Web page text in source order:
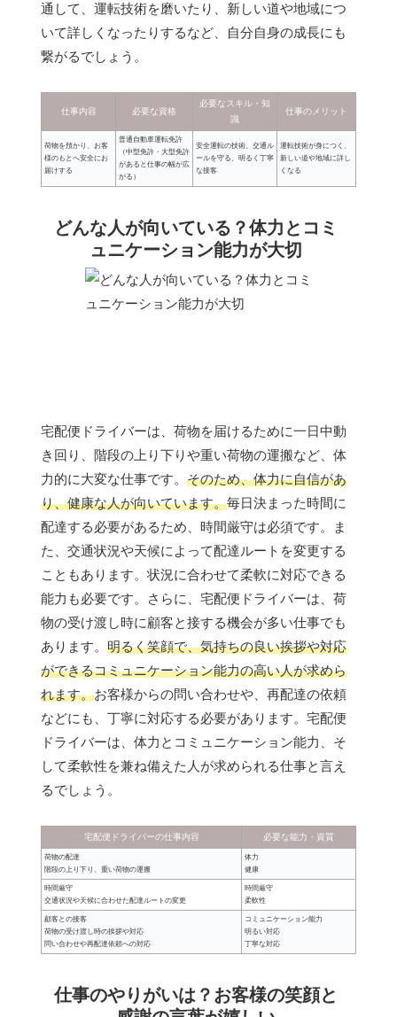
通して、運転技術を磨いたり、新しい道や地域につ
いて詳しくなったりするなど、自分自身の成長にも
繋がるでしょう。
仕事内容 必要な資格
必要なスキル・知
識
仕事のメリット
荷物を預かり、お客
様のもとへ安全にお
届けする
普通自動車運転免許
（中型免許・大型免許
があると仕事の幅が広
がる）
安全運転の技術、交通ル
ールを守る、明るく丁寧
な接客
運転技術が身につく、
新しい道や地域に詳し
くなる
どんな人が向いている？体力とコミ
ュニケーション能力が大切
宅配便ドライバーは、荷物を届けるために一日中動
き回り、階段の上り下りや重い荷物の運搬など、体
力的に大変な仕事です。 そのため、体力に自信があ
り、健康な人が向いています。毎日決まった時間に
配達する必要があるため、時間厳守は必須です。ま
た、交通状況や天候によって配達ルートを変更する
こともあります。状況に合わせて柔軟に対応できる
能力も必要です。さらに、宅配便ドライバーは、荷
物の受け渡し時に顧客と接する機会が多い仕事でも
あります。 明るく笑顔で、気持ちの良い挨拶や対応
ができるコミュニケーション能力の高い人が求めら
れます。お客様からの問い合わせや、再配達の依頼
などにも、丁寧に対応する必要があります。宅配便
ドライバーは、体力とコミュニケーション能力、そ
して柔軟性を兼ね備えた人が求められる仕事と言え
るでしょう。
宅配便ドライバーの仕事内容 必要な能力・資質
荷物の配達
階段の上り下り、重い荷物の運搬
体力
健康
時間厳守
交通状況や天候に合わせた配達ルートの変更
時間厳守
柔軟性
顧客との接客
荷物の受け渡し時の挨拶や対応
問い合わせや再配達依頼への対応
コミュニケーション能力
明るい対応
丁寧な対応
仕事のやりがいは？お客様の笑顔と